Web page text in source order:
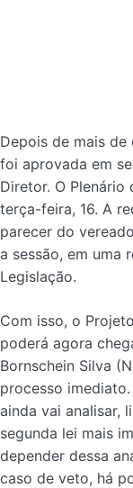
Depois de mais
foi aprovada em
Diretor. O
terça-feira, 16. A
parecer do
a sessão, em uma
Legislação.
Com isso, o
poderá agora
Bornschein Silva
processo
ainda vai analisar,
segunda lei mais
depender dessa
caso de veto, há